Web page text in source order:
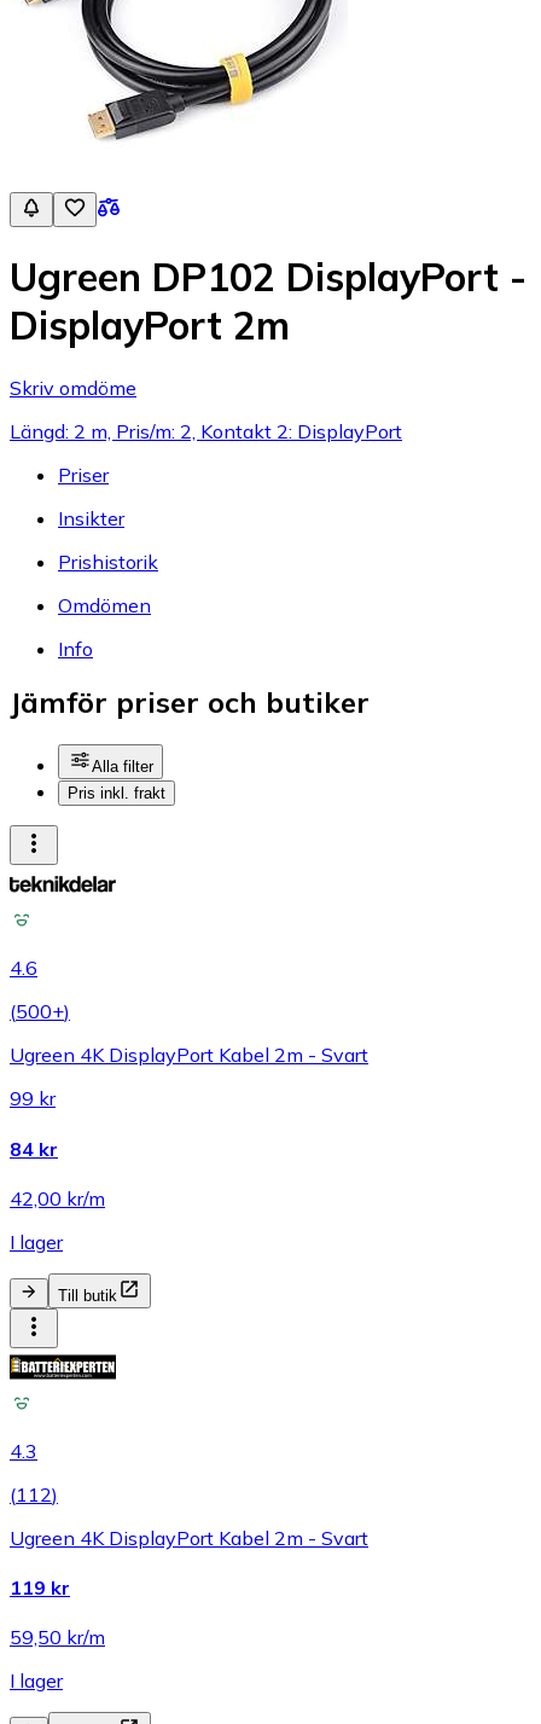
Ugreen DP102 DisplayPort -
DisplayPort 2m
Skriv omdöme
Längd: 2 m, Pris/m: 2, Kontakt 2: DisplayPort
Priser
Insikter
Prishistorik
Omdömen
Info
Jämför priser och butiker
Alla filter
Pris inkl. frakt
4.6
(500+)
Ugreen 4K DisplayPort Kabel 2m - Svart
99 kr
84 kr
42,00 kr/m
I lager
Till butik
4.3
(112)
Ugreen 4K DisplayPort Kabel 2m - Svart
119 kr
59,50 kr/m
I lager